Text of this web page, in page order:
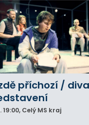
příchozí /
19:00, Celý MS kraj